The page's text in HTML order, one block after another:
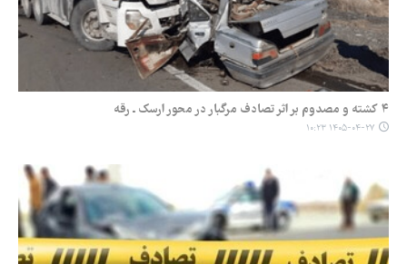
۴ کشته و مصدوم بر اثر تصادف مرگبار در محور ارسک ـ رقه
۱۴۰۵-۰۴-۲۷ ۱۰:۲۳